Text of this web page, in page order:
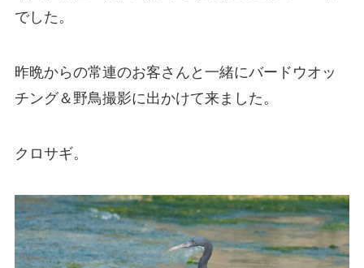
でした。
昨晩からの常連のお客さんと一緒にバードウオッ
チング＆野鳥撮影に出かけて来ました。
クロサギ。